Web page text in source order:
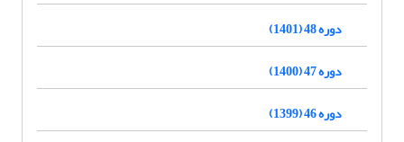
دوره 48 (1401)
دوره 47 (1400)
دوره 46 (1399)